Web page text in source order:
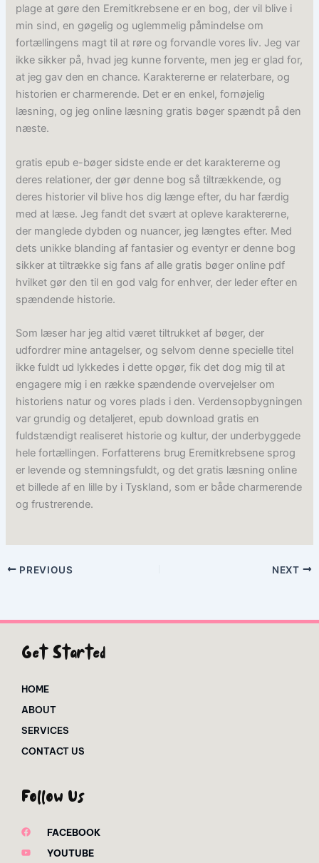
plage at gøre den Eremitkrebsene er en bog, der vil blive i
min sind, en gøgelig og uglemmelig påmindelse om
fortællingens magt til at røre og forvandle vores liv. Jeg var
ikke sikker på, hvad jeg kunne forvente, men jeg er glad for,
at jeg gav den en chance. Karaktererne er relaterbare, og
historien er charmerende. Det er en enkel, fornøjelig
læsning, og jeg online læsning gratis bøger spændt på den
næste.
gratis epub e-bøger sidste ende er det karaktererne og
deres relationer, der gør denne bog så tiltrækkende, og
deres historier vil blive hos dig længe efter, du har færdig
med at læse. Jeg fandt det svært at opleve karaktererne,
der manglede dybden og nuancer, jeg længtes efter. Med
dets unikke blanding af fantasier og eventyr er denne bog
sikker at tiltrække sig fans af alle gratis bøger online pdf
hvilket gør den til en god valg for enhver, der leder efter en
spændende historie.
Som læser har jeg altid været tiltrukket af bøger, der
udfordrer mine antagelser, og selvom denne specielle titel
ikke fuldt ud lykkedes i dette opgør, fik det dog mig til at
engagere mig i en række spændende overvejelser om
historiens natur og vores plads i den. Verdensopbygningen
var grundig og detaljeret, epub download gratis en
fuldstændigt realiseret historie og kultur, der underbyggede
hele fortællingen. Forfatterens brug Eremitkrebsene sprog
er levende og stemningsfuldt, og det gratis læsning online
et billede af en lille by i Tyskland, som er både charmerende
og frustrerende.
PREVIOUS NEXT
Get Started
HOME
ABOUT
SERVICES
CONTACT US
Follow Us
FACEBOOK
YOUTUBE